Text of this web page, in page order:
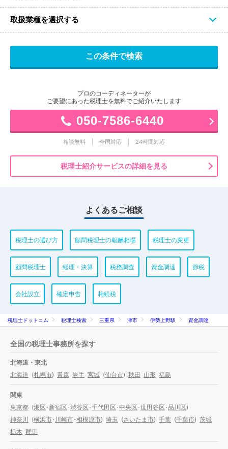
取扱業種を選択する
プロのコーディネーターが
ご要望にあった税理士を無料でご紹介いたします
050-7586-6440
相談無料 全国対応 24時間対応
税理士紹介サービスの詳細を見る
よくあるご相談
税理士の選び方 顧問税理士の報酬相場 税理士の変更
顧問税理士 経理・決算 税務調査 資金調達 節税
会社設立 確定申告 相続税
税理士ドットコム 税理士検索 三重県 津市 伊勢上野駅 資金調達
全国の税理士事務所を探す
北海道・東北
北海道 (札幌市) 青森 岩手 宮城 (仙台市) 秋田 山形 福島
関東
東京都 (港区・新宿区・渋谷区・千代田区・中央区・世田谷区・品川区)
神奈川
(横浜市・ 川崎市・相模原市) 埼玉 (さいたま市) 千葉 (千葉市) 茨城
栃木 群馬